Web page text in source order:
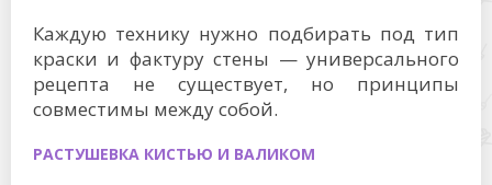
Каждую технику нужно подбирать под тип
краски и фактуру стены — универсального
рецепта не существует, но принципы
совместимы между собой.
РАСТУШЕВКА КИСТЬЮ И ВАЛИКОМ